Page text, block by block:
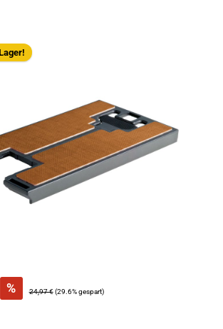
% Regulärer Preis:
24,97 € (29.6% gespart)